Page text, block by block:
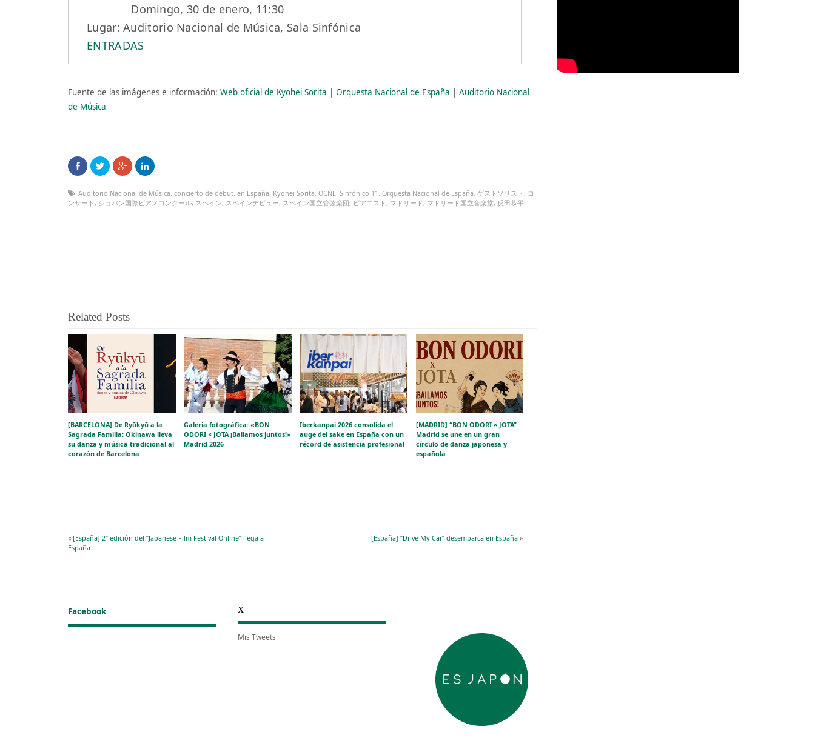
Domingo, 30 de enero, 11:30
Lugar: Auditorio Nacional de Música, Sala Sinfónica
ENTRADAS
Fuente de las imágenes e información: Web oficial de Kyohei Sorita | Orquesta Nacional de España | Auditorio Nacional
de Música
Auditorio Nacional de Música, concierto de debut, en España, Kyohei Sorita, OCNE. Sinfónico 11 , Orquesta Nacional de España, ゲストソリスト , コ
ンサート , ショパン国際ピアノコンクール, スペイン, スペインデビュー, スペイン国立管弦楽団, ピアニスト , マドリード, マドリード国立音楽堂, 反田恭平
Related Posts
[BARCELONA] De Ryūkyū a la
Sagrada Familia: Okinawa lleva
su danza y música tradicional al
corazón de Barcelona
Galería fotográfica: «BON
ODORI × JOTA ¡Bailamos juntos!»
Madrid 2026
Iberkanpai 2026 consolida el
auge del sake en España con un
récord de asistencia profesional
[MADRID] “BON ODORI × JOTA”
Madrid se une en un gran
círculo de danza japonesa y
española
« [España] 2ª edición del “Japanese Film Festival Online” llega a
España
[España] “Drive My Car” desembarca en España»
Facebook X
Mis Tweets